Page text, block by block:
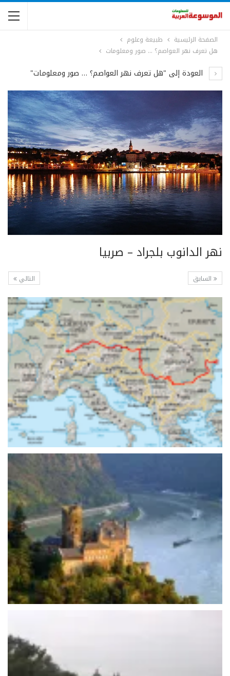
الصفحة الرئيسية
طبيعة وعلوم
هل تعرف نهر العواصم؟ … صور ومعلومات
العودة إلى "هل تعرف نهر العواصم؟ … صور ومعلومات"
نهر الدانوب بلجراد – صربيا
التالي السابق